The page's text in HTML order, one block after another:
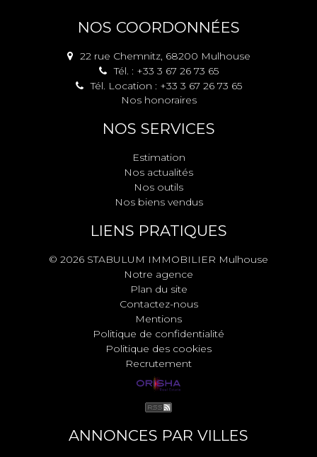
NOS COORDONNÉES
22 rue Chemnitz, 68200 Mulhouse
Tél. : +33 3 67 26 73 65
Tél. Location : +33 3 67 26 73 65
Nos honoraires
NOS SERVICES
Estimation
Nos actualités
Nos outils
Nos biens vendus
LIENS PRATIQUES
© 2026 STABULUM IMMOBILIER Mulhouse
Notre agence
Plan du site
Contactez-nous
Mentions
Politique de confidentialité
Politique des cookies
Recrutement
ANNONCES PAR VILLES